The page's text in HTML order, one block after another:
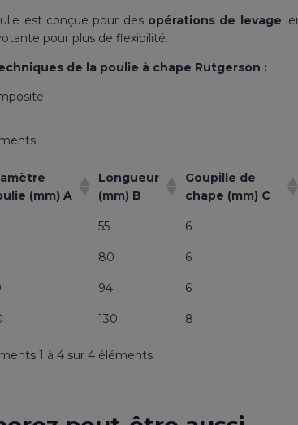
est conçue pour des opérations de levage
pour plus de flexibilité.
de la poulie à chape Rutgerson :
(mm) A
Longueur
(mm) B
Goupille de
chape (mm) C
55 6
80 6
94 6
130 8
1 à 4 sur 4 éléments